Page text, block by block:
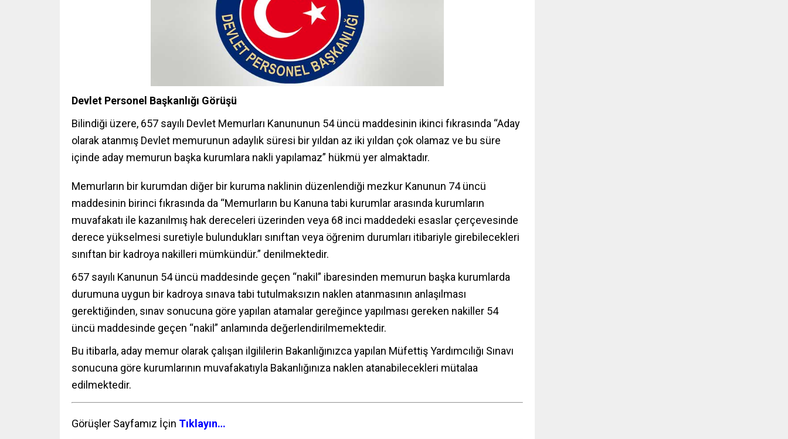
Devlet Personel Başkanlığı Görüşü
Bilindiği üzere, 657 sayılı Devlet Memurları Kanununun 54 üncü maddesinin ikinci fıkrasında “Aday
olarak atanmış Devlet memurunun adaylık süresi bir yıldan az iki yıldan çok olamaz ve bu süre
içinde aday memurun başka kurumlara nakli yapılamaz” hükmü yer almaktadır.
Memurların bir kurumdan diğer bir kuruma naklinin düzenlendiği mezkur Kanunun 74 üncü
maddesinin birinci fıkrasında da “Memurların bu Kanuna tabi kurumlar arasında kurumların
muvafakatı ile kazanılmış hak dereceleri üzerinden veya 68 inci maddedeki esaslar çerçevesinde
derece yükselmesi suretiyle bulundukları sınıftan veya öğrenim durumları itibariyle girebilecekleri
sınıftan bir kadroya nakilleri mümkündür.” denilmektedir.
657 sayılı Kanunun 54 üncü maddesinde geçen “nakil” ibaresinden memurun başka kurumlarda
durumuna uygun bir kadroya sınava tabi tutulmaksızın naklen atanmasının anlaşılması
gerektiğinden, sınav sonucuna göre yapılan atamalar gereğince yapılması gereken nakiller 54
üncü maddesinde geçen “nakil” anlamında değerlendirilmemektedir.
Bu itibarla, aday memur olarak çalışan ilgililerin Bakanlığınızca yapılan Müfettiş Yardımcılığı Sınavı
sonucuna göre kurumlarının muvafakatıyla Bakanlığınıza naklen atanabilecekleri mütalaa
edilmektedir.
Görüşler Sayfamız İçin Tıklayın…